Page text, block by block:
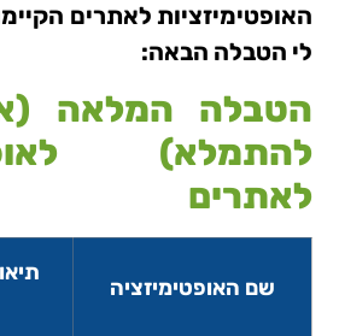
האופטימיזציות לאתרים
לי הטבלה הבאה:
הטבלה המלאה
להתמלא)
לאתרים
שם האופטימיזציה